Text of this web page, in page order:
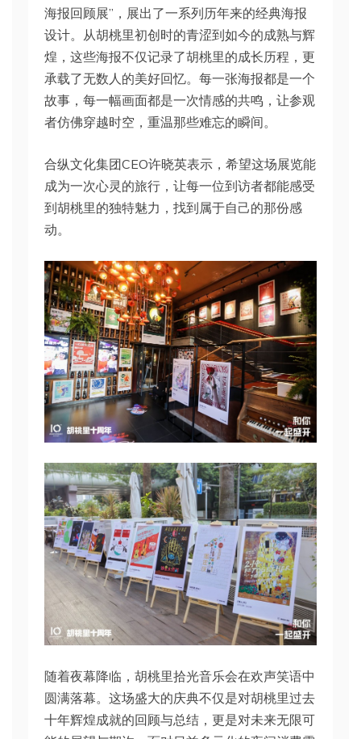
海报回顾展”，展出了一系列历年来的经典海报
设计。从胡桃里初创时的青涩到如今的成熟与辉
煌，这些海报不仅记录了胡桃里的成长历程，更
承载了无数人的美好回忆。每一张海报都是一个
故事，每一幅画面都是一次情感的共鸣，让参观
者仿佛穿越时空，重温那些难忘的瞬间。
合纵文化集团CEO许晓英表示，希望这场展览能
成为一次心灵的旅行，让每一位到访者都能感受
到胡桃里的独特魅力，找到属于自己的那份感
动。
随着夜幕降临，胡桃里拾光音乐会在欢声笑语中
圆满落幕。这场盛大的庆典不仅是对胡桃里过去
十年辉煌成就的回顾与总结，更是对未来无限可